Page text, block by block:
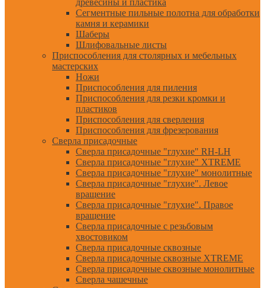
древесины и пластика
Сегментные пильные полотна для обработки
камня и керамики
Шаберы
Шлифовальные листы
Приспособления для столярных и мебельных
мастерских
Ножи
Приспособления для пиления
Приспособления для резки кромки и
пластиков
Приспособления для сверления
Приспособления для фрезерования
Сверла присадочные
Сверла присадочные "глухие" RH-LH
Сверла присадочные "глухие" XTREME
Сверла присадочные "глухие" монолитные
Сверла присадочные "глухие". Левое
вращение
Сверла присадочные "глухие". Правое
вращение
Сверла присадочные с резьбовым
хвостовиком
Сверла присадочные сквозные
Сверла присадочные сквозные XTREME
Сверла присадочные сквозные монолитные
Сверла чашечные